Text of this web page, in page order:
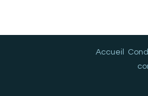
Accueil